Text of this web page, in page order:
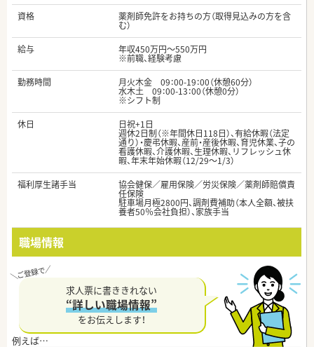
資格
薬剤師免許をお持ちの方（取得見込みの方を含
む）
給与
年収450万円～550万円
※前職、経験考慮
勤務時間
月火木金 09：00-19：00（休憩60分）
水木土 09：00-13：00（休憩0分）
※シフト制
休日
日祝+1日
週休2日制（※年間休日118日）、有給休暇（法定
通り）・慶弔休暇、産前・産後休暇、育児休業、子の
看護休暇、介護休暇、生理休暇、リフレッシュ休
暇、年末年始休暇（12/29～1/3）
福利厚生諸手当
協会健保／雇用保険／労災保険／薬剤師賠償責
任保険
駐車場月極2800円、調剤費補助（本人全額、被扶
養者50％会社負担）、家族手当
職場情報
求人票に書ききれない
“詳しい職場情報”
をお伝えします！